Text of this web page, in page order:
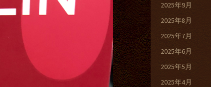
2025年9月
2025年8月
2025年7月
2025年6月
2025年5月
2025年4月